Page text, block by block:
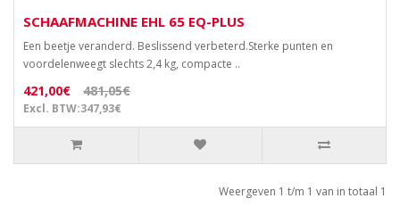
SCHAAFMACHINE EHL 65 EQ-PLUS
Een beetje veranderd. Beslissend verbeterd.Sterke punten en
voordelenweegt slechts 2,4 kg, compacte ..
421,00€ 481,05€
Excl. BTW:347,93€
Weergeven 1 t/m 1 van in totaal 1